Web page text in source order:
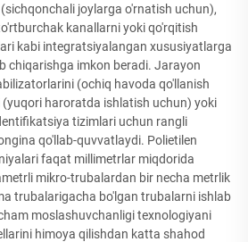
joylarga o'rnatish uchun),
kanallarni yoki qo'rqitish
kabi integratsiyalangan xususiyatlarga
chiqarishga imkon beradi. Jarayon
(ochiq havoda qo'llanish
haroratda ishlatish uchun) yoki
tizimlari uchun rangli
qo'llab-quvvatlaydi. Polietilen
faqat millimetrlar miqdorida
mikro-trubalardan bir necha metrlik
trubalarigacha bo'lgan trubalarni ishlab
moslashuvchanligi texnologiyani
himoya qilishdan katta shahod